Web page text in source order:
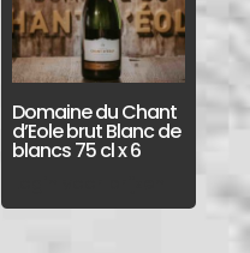
Domaine du Chant
d’Eole brut Blanc de
blancs 75 cl x 6